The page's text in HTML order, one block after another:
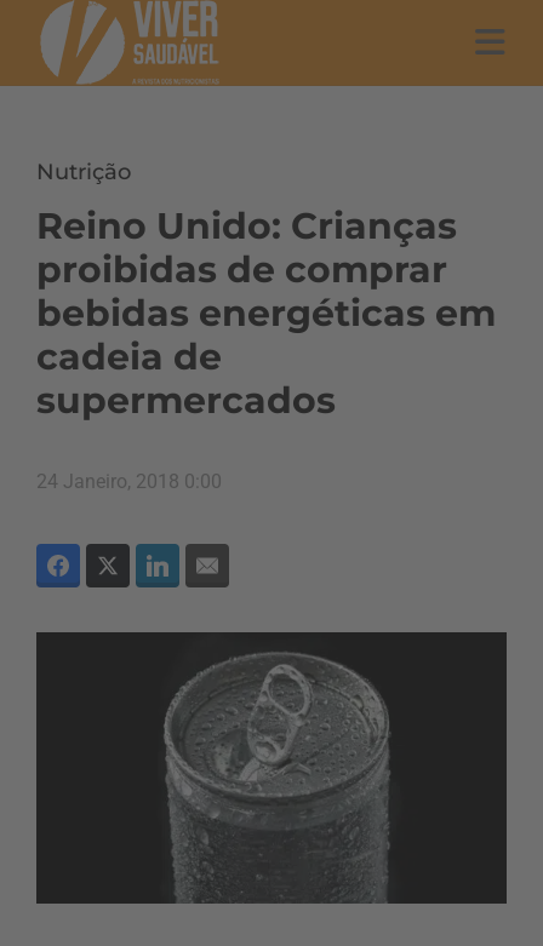
Nutrição
Reino Unido: Crianças
proibidas de comprar
bebidas energéticas em
cadeia de
supermercados
24 Janeiro, 2018 0:00